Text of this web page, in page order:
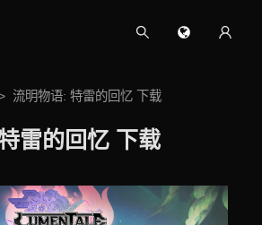
流明物语: 特雷的回忆 下载
雷的回忆 下载